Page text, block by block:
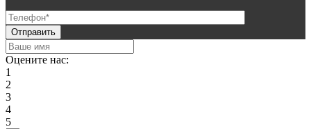
Оцените нас:
1
2
3
4
5